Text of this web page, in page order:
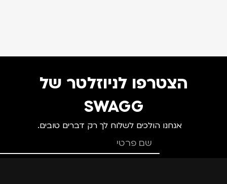
הצטרפו לניוזלטר של
SWAGG
אנחנו הולכים לשלוח לך רק דברים טובים.